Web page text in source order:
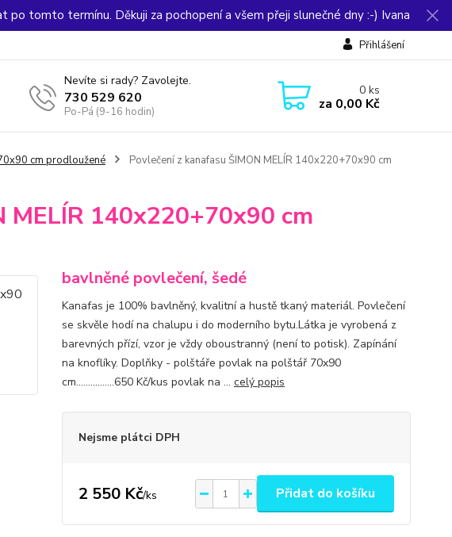
tomto termínu. Děkuji za pochopení a všem přeji slunečné dny :-) Ivana
Přihlášení
Nevíte si rady? Zavolejte.
730 529 620
Po-Pá (9-16 hodin)
0ks
za 0,00 Kč
cm prodloužené
Povlečení z kanafasu ŠIMON MELÍR 140x220+70x90 cm
MELÍR 140x220+70x90 cm
bavlněné povlečení, šedé
Kanafas je 100% bavlněný, kvalitní a hustě tkaný materiál. Povlečení
se skvěle hodí na chalupu i do moderního bytu.Látka je vyrobená z
barevných přízí, vzor je vždy oboustranný (není to potisk). Zapínání
na knoflíky. Doplňky - polštáře povlak na polštář 70x90
cm................650 Kč/kus povlak na ... celý popis
Nejsme plátci DPH
2 550 Kč/ks Přidat do košíku